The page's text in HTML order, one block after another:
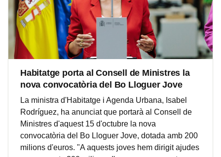
Habitatge porta al Consell de Ministres la
nova convocatòria del Bo Lloguer Jove
La ministra d'Habitatge i Agenda Urbana, Isabel
Rodríguez, ha anunciat que portarà al Consell de
Ministres d'aquest 15 d'octubre la nova
convocatòria del Bo Lloguer Jove, dotada amb 200
milions d'euros. "A aquests joves hem dirigit ajudes